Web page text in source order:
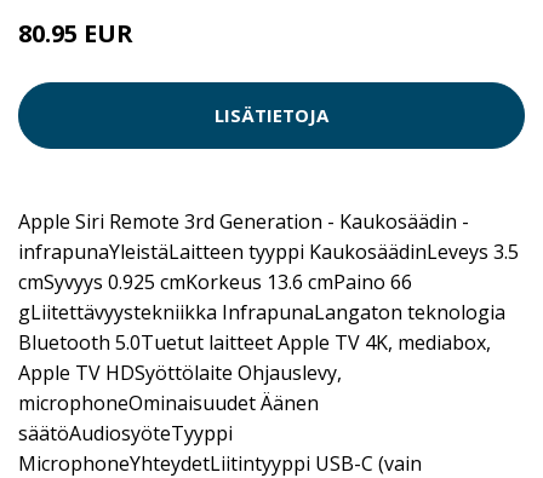
80.95 EUR
LISÄTIETOJA
Apple Siri Remote 3rd Generation - Kaukosäädin -
infrapunaYleistäLaitteen tyyppi KaukosäädinLeveys 3.5
cmSyvyys 0.925 cmKorkeus 13.6 cmPaino 66
gLiitettävyystekniikka InfrapunaLangaton teknologia
Bluetooth 5.0Tuetut laitteet Apple TV 4K, mediabox,
Apple TV HDSyöttölaite Ohjauslevy,
microphoneOminaisuudet Äänen
säätöAudiosyöteTyyppi
MicrophoneYhteydetLiitintyyppi USB-C (vain